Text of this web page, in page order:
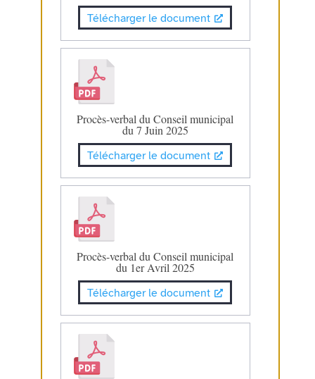
Télécharger le document
Procès-verbal du Conseil municipal
du 7 Juin 2025
Télécharger le document
Procès-verbal du Conseil municipal
du 1er Avril 2025
Télécharger le document